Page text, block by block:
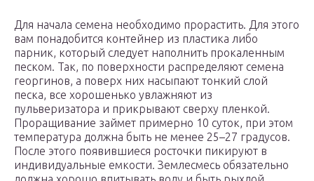
Для начала семена необходимо прорастить. Для этого
вам понадобится контейнер из пластика либо
парник, который следует наполнить прокаленным
песком. Так, по поверхности распределяют семена
георгинов, а поверх них насыпают тонкий слой
песка, все хорошенько увлажняют из
пульверизатора и прикрывают сверху пленкой.
Проращивание займет примерно 10 суток, при этом
температура должна быть не менее 25–27 градусов.
После этого появившиеся росточки пикируют в
индивидуальные емкости. Землесмесь обязательно